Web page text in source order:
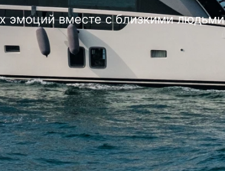
эмоций вместе с близкими людьми